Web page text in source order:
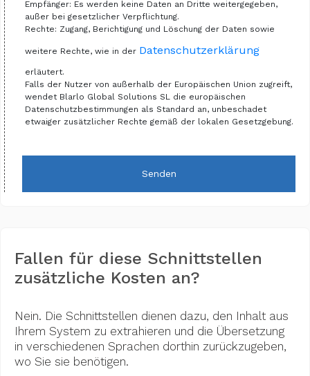
Empfänger: Es werden keine Daten an Dritte weitergegeben,
außer bei gesetzlicher Verpflichtung.
Rechte: Zugang, Berichtigung und Löschung der Daten sowie
weitere Rechte, wie in der Datenschutzerklärung
erläutert.
Falls der Nutzer von außerhalb der Europäischen Union zugreift,
wendet Blarlo Global Solutions SL die europäischen
Datenschutzbestimmungen als Standard an, unbeschadet
etwaiger zusätzlicher Rechte gemäß der lokalen Gesetzgebung.
Senden
Fallen für diese Schnittstellen
zusätzliche Kosten an?
Nein. Die Schnittstellen dienen dazu, den Inhalt aus
Ihrem System zu extrahieren und die Übersetzung
in verschiedenen Sprachen dorthin zurückzugeben,
wo Sie sie benötigen.